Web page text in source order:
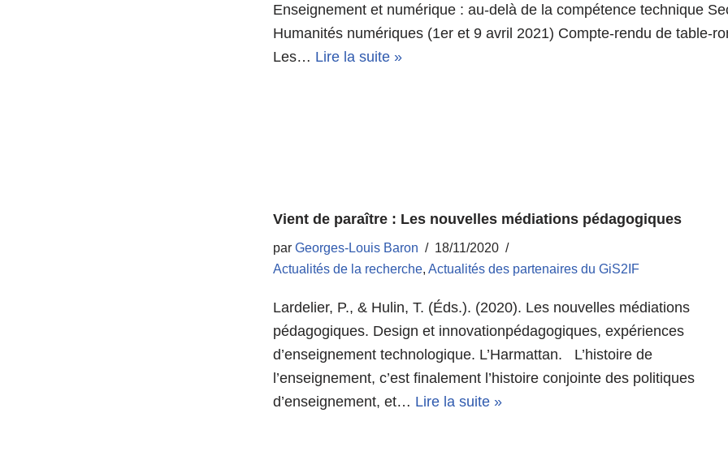
Enseignement et numérique : au-delà de la compétence technique
Humanités numériques (1er et 9 avril 2021) Compte-rendu de table-
Les… Lire la suite »
Vient de paraître : Les nouvelles médiations pédagogiques
par Georges-Louis Baron
18/11/2020
Actualités de la recherche, Actualités des partenaires du GiS2IF
Lardelier, P., & Hulin, T. (Éds.). (2020). Les nouvelles médiations
pédagogiques. Design et innovationpédagogiques, expériences
d’enseignement technologique. L’Harmattan. L’histoire de
l’enseignement, c’est finalement l’histoire conjointe des politiques
d’enseignement, et… Lire la suite »